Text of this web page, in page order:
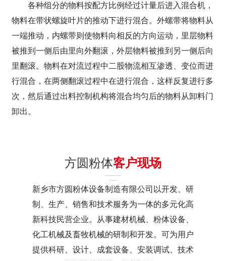
各种组分的物料按配方比例经过计量后进入混合机，
物料在带状螺旋叶片的推动下进行混合。外螺带将物料从
一端推动，内螺带则使物料向相反的方向运动，里层物料
被推到一侧后由里向外翻滚，外层物料被推到另一侧后向
里翻滚。物料在对流过程中二股物流相互渗透、变位而进
行混合，在两侧翻滚过程中在进行混合，这样反复进行多
次，然后通过出料控制机构将混合均匀后的物料从卸料门
卸出。
方圆粉体客户现场
新乡市方圆粉体设备制造有限公司以开发、研
制、生产、销售和技术服务为一体的多元化高
新科技民营企业。从事建材机械、粉体设备、
化工机械及畜牧机械的研制和开发。可为用户
提供科研、设计、成套设备、安装调试、技术